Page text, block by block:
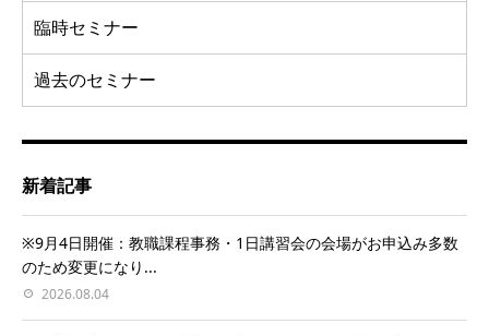
臨時セミナー
過去のセミナー
新着記事
※9月4日開催：教職課程事務・1日講習会の会場がお申込み多数
のため変更になり...
2026.08.04